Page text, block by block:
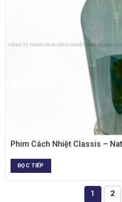
XEM
Phim Cách Nhiệt Classis –
ĐỌC TIẾP
1 2